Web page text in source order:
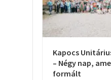
Kapocs
– Négy nap,
formált